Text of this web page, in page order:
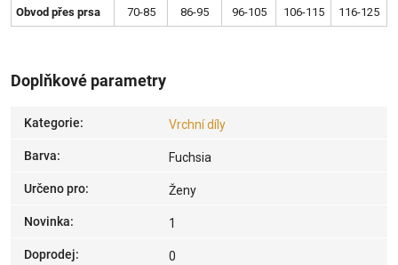
Obvod přes prsa 70-85 86-95 96-105 106-115 116-125
Doplňkové parametry
Kategorie: Vrchní díly
Barva: Fuchsia
Určeno pro: Ženy
Novinka: 1
Doprodej: 0